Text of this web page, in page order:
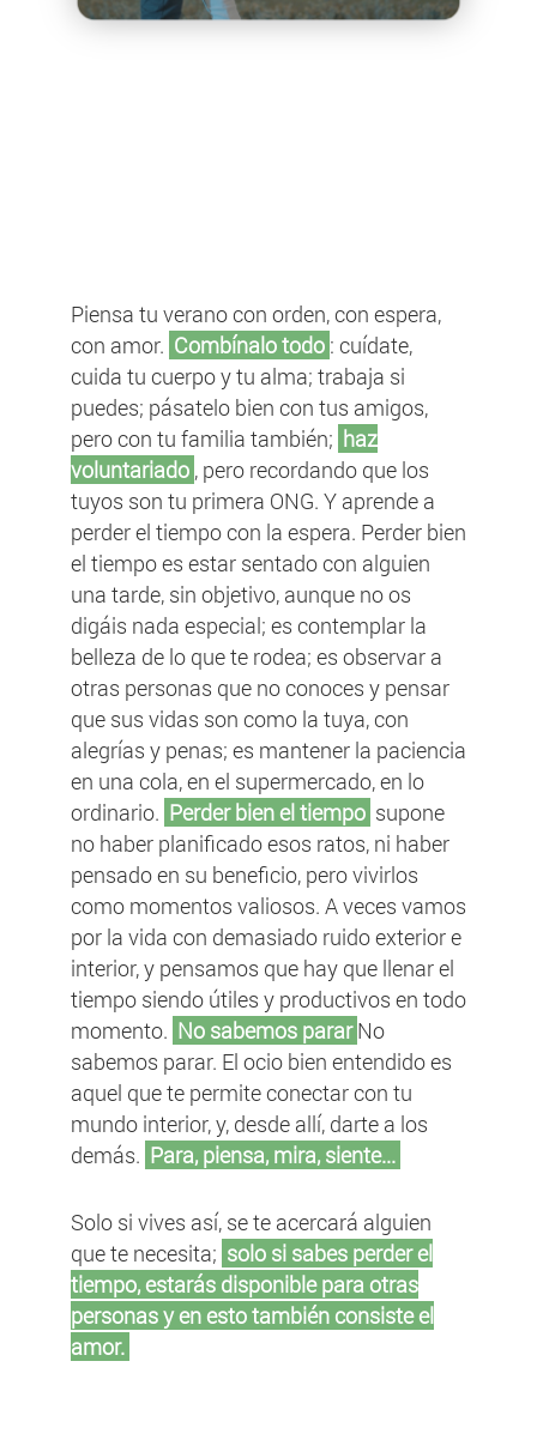
Piensa tu verano con orden, con espera,
con amor. Combínalo todo : cuídate,
cuida tu cuerpo y tu alma; trabaja si
puedes; pásatelo bien con tus amigos,
pero con tu familia también; haz
voluntariado , pero recordando que los
tuyos son tu primera ONG. Y aprende a
perder el tiempo con la espera. Perder bien
el tiempo es estar sentado con alguien
una tarde, sin objetivo, aunque no os
digáis nada especial; es contemplar la
belleza de lo que te rodea; es observar a
otras personas que no conoces y pensar
que sus vidas son como la tuya, con
alegrías y penas; es mantener la paciencia
en una cola, en el supermercado, en lo
ordinario. Perder bien el tiempo supone
no haber planificado esos ratos, ni haber
pensado en su beneficio, pero vivirlos
como momentos valiosos. A veces vamos
por la vida con demasiado ruido exterior e
interior, y pensamos que hay que llenar el
tiempo siendo útiles y productivos en todo
momento. No sabemos pararNo
sabemos parar. El ocio bien entendido es
aquel que te permite conectar con tu
mundo interior, y, desde allí, darte a los
demás. Para, piensa, mira, siente...
Solo si vives así, se te acercará alguien
que te necesita; solo si sabes perder el
tiempo, estarás disponible para otras
personas y en esto también consiste el
amor.